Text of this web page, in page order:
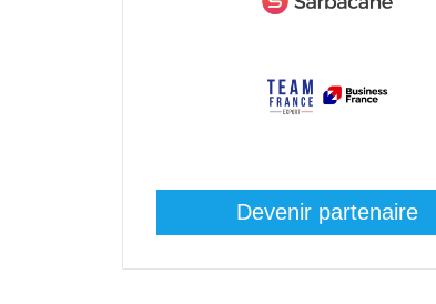
Devenir partenaire